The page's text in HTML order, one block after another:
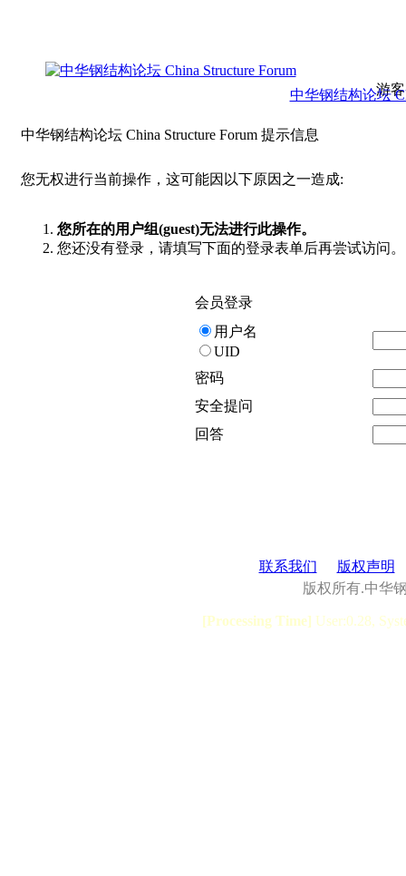
游
中华钢结构论坛
中华钢结构论坛 China Structure Forum 提示信息
您无权进行当前操作，这可能因以下原因之一造成:
您所在的用户组(guest)无法进行此操作。
您还没有登录，请填写下面的登录表单后再尝试访问。
会员登录
用户名
UID
密码
安全提问
回答
联系我们
版权声明
版权所有.中华
[Processing Time] User:0.28,